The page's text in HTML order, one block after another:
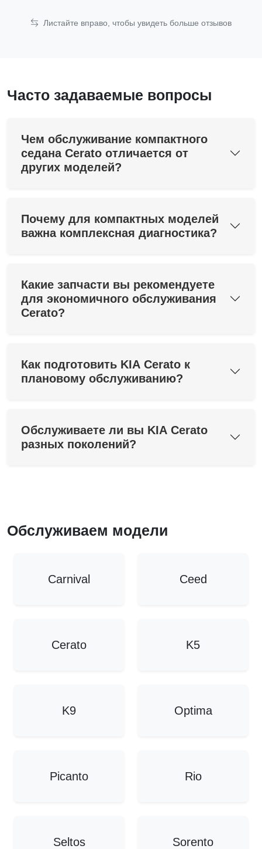
Листайте вправо, чтобы увидеть больше отзывов
Часто задаваемые вопросы
Чем обслуживание компактного
седана Cerato отличается от
других моделей?
Почему для компактных моделей
важна комплексная диагностика?
Какие запчасти вы рекомендуете
для экономичного обслуживания
Cerato?
Как подготовить KIA Cerato к
плановому обслуживанию?
Обслуживаете ли вы KIA Cerato
разных поколений?
Обслуживаем модели
Carnival Ceed
Cerato K5
K9 Optima
Picanto Rio
Seltos Sorento